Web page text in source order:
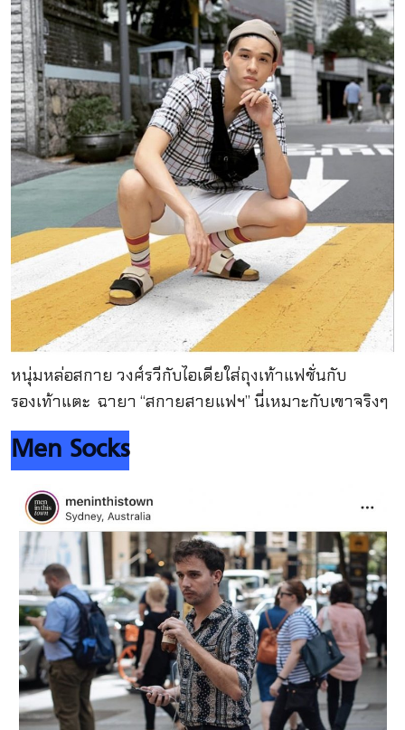
หนุ่มหล่อสกาย วงศ์รวีกับไอเดียใส่ถุงเท้าแฟชั่นกับ
รองเท้าแตะ ฉายา “สกายสายแฟฯ” นี่เหมาะกับเขาจริงๆ
Men Socks